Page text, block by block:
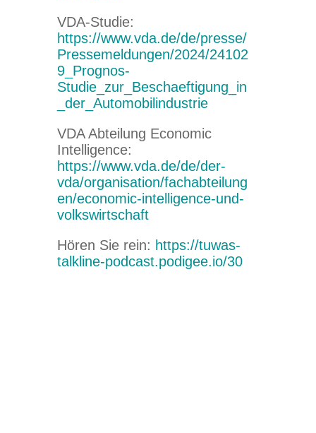
VDA-Studie:
https://www.vda.de/de/presse/
Pressemeldungen/2024/24102
9_Prognos-
Studie_zur_Beschaeftigung_in
_der_Automobilindustrie
VDA Abteilung Economic
Intelligence:
https://www.vda.de/de/der-
vda/organisation/fachabteilung
en/economic-intelligence-und-
volkswirtschaft
Hören Sie rein: https://tuwas-
talkline-podcast.podigee.io/30